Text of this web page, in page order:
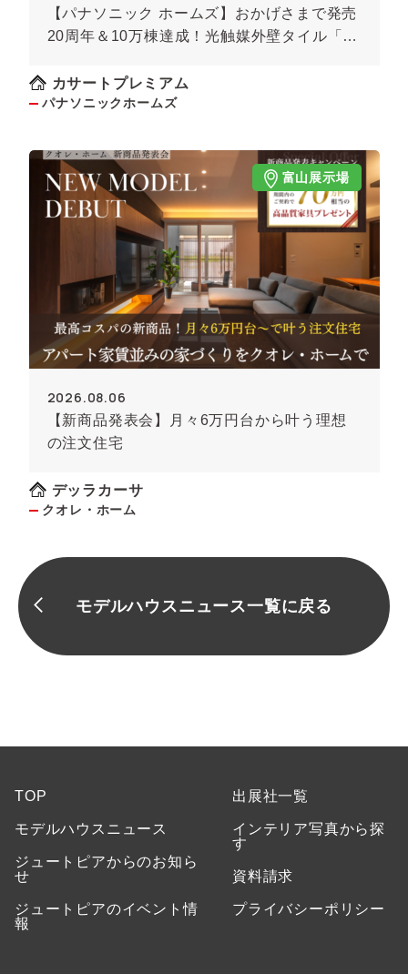
【パナソニック ホームズ】おかげさまで発売
20周年＆10万棟達成！光触媒外壁タイル「キ
カサートプレミアム
パナソニックホームズ
富山展示場
2026.08.06
【新商品発表会】月々6万円台から叶う理想
の注文住宅
デッラカーサ
クオレ・ホーム
モデルハウスニュース一覧に戻る
TOP
モデルハウスニュース
ジュートピアからのお知ら
せ
ジュートピアのイベント情
報
出展社一覧
インテリア写真から探
す
資料請求
プライバシーポリシー